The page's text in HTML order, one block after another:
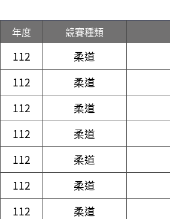
年度 競賽種類
112 柔道
112
柔道
112
柔道
112
柔道
112
柔道
112
柔道
112
柔道